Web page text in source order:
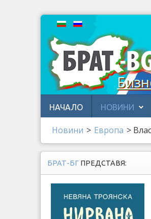
НАЧАЛО НОВИНИ
Новини > Европа >
БРАТ-БГ ПРЕДСТАВЯ: